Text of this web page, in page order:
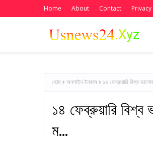
Home About Contact Privacy
হোম অনলাইন ইনকাম ১৪ ফেব্রুয়ারি বিশ্ব
১৪ ফেব্রুয়ারি
ম...